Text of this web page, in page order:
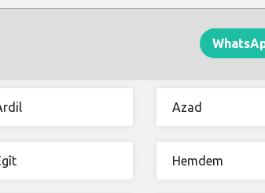
Azad
Hemdem